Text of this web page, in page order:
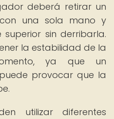
deberá retirar un
una sola mano y
sin derribarla.
la estabilidad de la
ya que un
provocar que la
utilizar diferentes